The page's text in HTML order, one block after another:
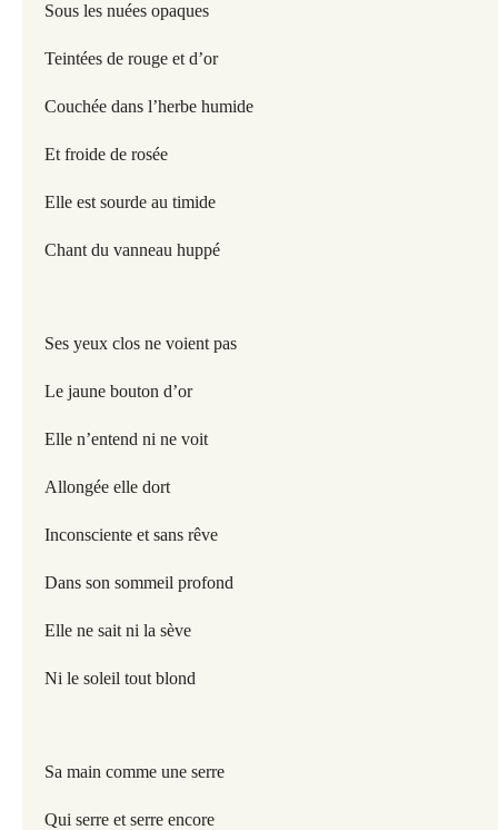
Sous les nuées opaques
Teintées de rouge et d’or
Couchée dans l’herbe humide
Et froide de rosée
Elle est sourde au timide
Chant du vanneau huppé
Ses yeux clos ne voient pas
Le jaune bouton d’or
Elle n’entend ni ne voit
Allongée elle dort
Inconsciente et sans rêve
Dans son sommeil profond
Elle ne sait ni la sève
Ni le soleil tout blond
Sa main comme une serre
Qui serre et serre encore